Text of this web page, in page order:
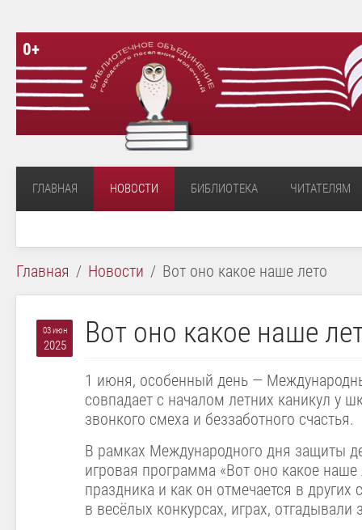
0+
ГЛАВНАЯ НОВОСТИ БИБЛИОТЕКА ЧИТАТЕЛЯМ
Главная Новости Вот оно какое наше лето
03 июн
2025 Вот оно какое наше
1 июня, особенный день —
совпадает с началом летних каникул у
звонкого смеха и беззаботного счастья.
В рамках Международного дня защиты
игровая программа «Вот оно какое
праздника и как он отмечается в
в весёлых конкурсах, играх, отгадывали